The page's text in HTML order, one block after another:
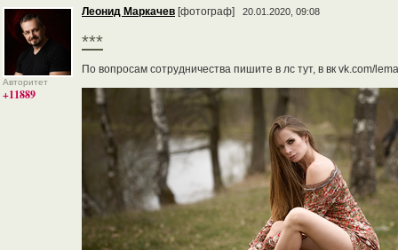
Авторитет
+11889
Леонид Маркачев [фотограф] 20.01.2020, 09:08
***
По вопросам сотрудничества пишите в лс тут, в вк vk.com/